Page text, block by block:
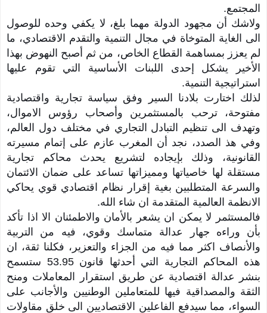
المجتمع.
ولاشك أن مجهود الدولة مهما بلغ، لا يكفي وحده للوصول
الى الغاية المتوخاة في مجال التنمية والتقدم الاقتصادي، ما
لم يعزز بمساهمة القطاع الخاص، من ثم أصبح النهوض بهذا
الأخير يشكل إحدى اللبنات الأساسية التي تقوم عليها
استراتيجية التنمية.
لذلك اختارت بلادنا السير وفق سياسة تجارية واقتصادية
مفتوحة، ترحب بالمستثمرين وأصحاب رؤوس الاموال،
وتهدف الى تنظيم التبادل التجاري في مختلف دول العالم،
وفي هذ الصدد، نجد أن المغرب عازم على إتمام مسيرته
القانونية، وذلك بإيجاده لتشريع يحدث محاكم تجارية
مستقلة لها خاصياتها ومميزاتها تساعد على ضمان الائتمان
والسرعة المتطلبين بغية إقرار نظام اقتصادي قوي يحاكي
الانظمة العالمية المتقدمة ان شاء الله.
فالمستثمر لا يمكن ان يشعر بالأمان والاطمئنان الا اذا تأكد
بأن وراءه جهار عدالة متماسك وقوي، فيه من التربية
والأنصاف اكثر مما فيه من الجزاء والتعزير، فكلنا ثقة، ان
هذه المحاكم التجارية التي أحدثها قانون 53.95 ستسمح
بنشر عدالة اقتصادية عن طريق استقرار المعاملات ومنح
الثقة والمصداقية فيها للمتعاملين الوطنيين والأجانب على
السواء، مما سيدفع الفاعلين الاقتصاديين الى خلق مقاولات